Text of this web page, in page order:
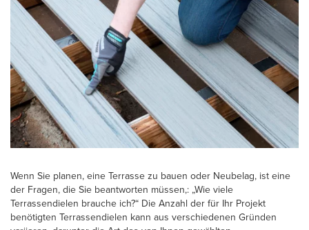
Wenn Sie planen, eine Terrasse zu bauen oder Neubelag, ist eine
der Fragen, die Sie beantworten müssen,: „Wie viele
Terrassendielen brauche ich?“ Die Anzahl der für Ihr Projekt
benötigten Terrassendielen kann aus verschiedenen Gründen